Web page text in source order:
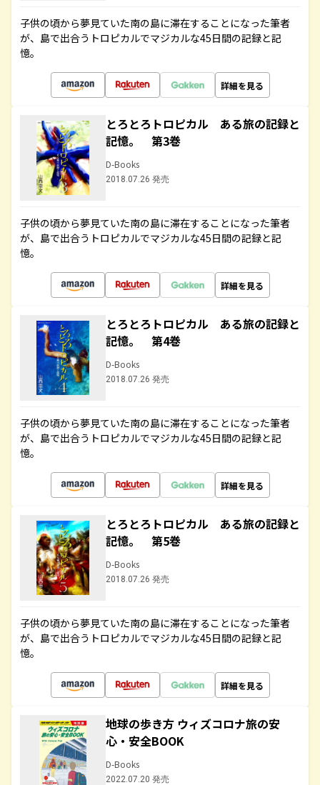
子供の頃から夢見ていた南の島に滞在することになった筆者
が、島で出合うトロピカルでマジカルな45日間の記録と記
憶。
詳細を見る
とろとろトロピカル ある旅の記録と
記憶。 第3巻
D-Books
2018.07.26 発売
子供の頃から夢見ていた南の島に滞在することになった筆者
が、島で出合うトロピカルでマジカルな45日間の記録と記
憶。
詳細を見る
とろとろトロピカル ある旅の記録と
記憶。 第4巻
D-Books
2018.07.26 発売
子供の頃から夢見ていた南の島に滞在することになった筆者
が、島で出合うトロピカルでマジカルな45日間の記録と記
憶。
詳細を見る
とろとろトロピカル ある旅の記録と
記憶。 第5巻
D-Books
2018.07.26 発売
子供の頃から夢見ていた南の島に滞在することになった筆者
が、島で出合うトロピカルでマジカルな45日間の記録と記
憶。
詳細を見る
地球の歩き方 ウィズコロナ旅の安
心・安全BOOK
D-Books
2022.07.20 発売